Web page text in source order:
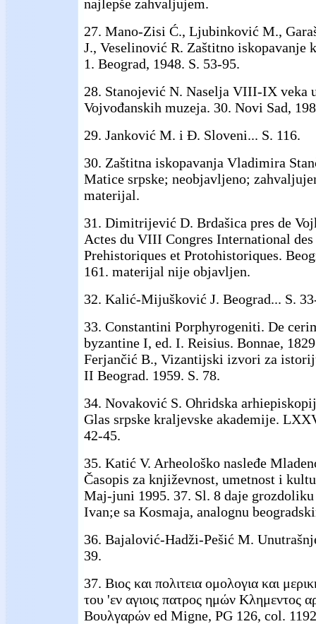
najlepše zahvaljujem.
27. Mano-Zisi Ć., Ljubinković M.,
J., Veselinović R. Zaštitno iskopavanje
1. Beograd, 1948. S. 53-95.
28. Stanojević N. Naselja VIII-IX veka
Vojvođanskih muzeja. 30. Novi Sad,
29. Janković M. i Đ. Sloveni... S. 116.
30. Zaštitna iskopavanja Vladimira
Matice srpske; neobjavljeno;
materijal.
31. Dimitrijević D. Brdašica pres de
Actes du VIII Congres International des
Prehistoriques et Protohistoriques.
161. materijal nije objavljen.
32. Kalić-Mijušković J. Beograd... S.
33. Constantini Porphyrogeniti. De
byzantine I, ed. I. Reisius. Bonnae,
Ferjančić B., Vizantijski izvori za
II Beograd. 1959. S. 78.
34. Novaković S. Ohridska
Glas srpske kraljevske akademije.
42-45.
35. Katić V. Arheološko nasleđe
Časopis za književnost, umetnost i
Maj-juni 1995. 37. Sl. 8 daje
Ivan;e sa Kosmaja, analognu
36. Bajalović-Hadži-Pešić M.
39.
37. Βιος και πολιτεια ομολογια και
του 'εν αγιοις πατρος ημών Κλημεντος
Βουλγαρών ed Migne, PG 126, col.